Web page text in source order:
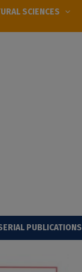
SCIENCES
PUBLICATIONS